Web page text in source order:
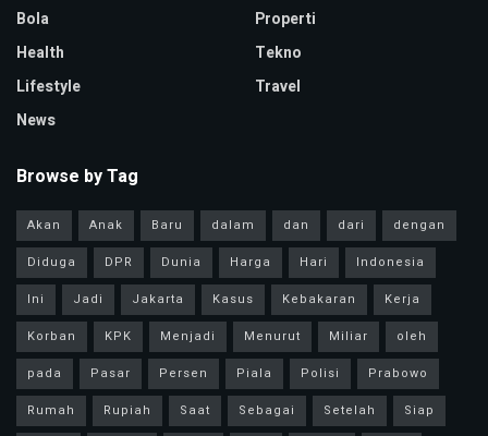
Bola
Health
Lifestyle
News
Properti
Tekno
Travel
Browse by Tag
Akan Anak Baru dalam dan dari
dengan
Diduga
DPR Dunia Harga Hari
Indonesia
Ini
Jadi Jakarta Kasus Kebakaran
Kerja
Korban
KPK Menjadi Menurut Miliar
oleh
pada
Pasar Persen Piala Polisi
Prabowo
Rumah
Rupiah Saat Sebagai Setelah
Siap